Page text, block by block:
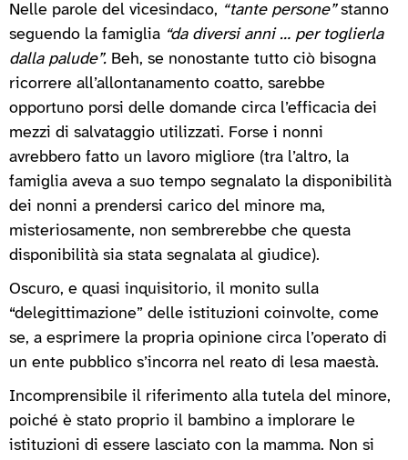
Nelle parole del vicesindaco, “tante persone”stanno
seguendo la famiglia “da diversi anni … per toglierla
dalla palude”. Beh, se nonostante tutto ciò bisogna
ricorrere all’allontanamento coatto, sarebbe
opportuno porsi delle domande circa l’efficacia dei
mezzi di salvataggio utilizzati. Forse i nonni
avrebbero fatto un lavoro migliore (tra l’altro, la
famiglia aveva a suo tempo segnalato la disponibilità
dei nonni a prendersi carico del minore ma,
misteriosamente, non sembrerebbe che questa
disponibilità sia stata segnalata al giudice).
Oscuro, e quasi inquisitorio, il monito sulla
“delegittimazione” delle istituzioni coinvolte, come
se, a esprimere la propria opinione circa l’operato di
un ente pubblico s’incorra nel reato di lesa maestà.
Incomprensibile il riferimento alla tutela del minore,
poiché è stato proprio il bambino a implorare le
istituzioni di essere lasciato con la mamma. Non si